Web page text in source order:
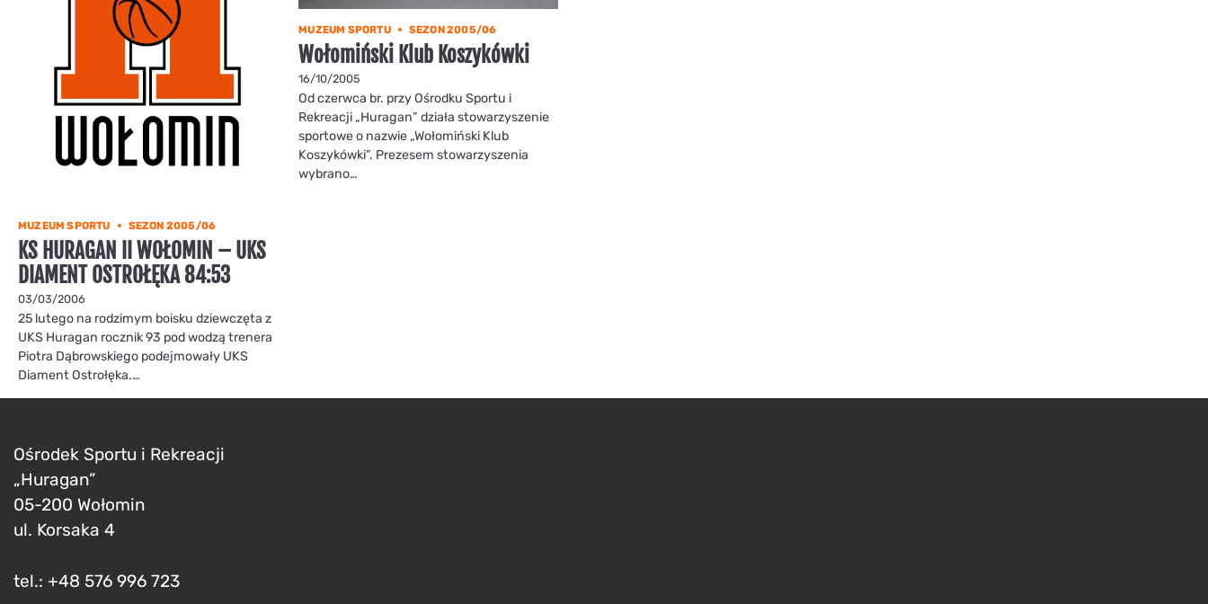
MUZEUM SPORTU SEZON 2005/06
KS HURAGAN II WOŁOMIN – UKS
DIAMENT OSTROŁĘKA 84:53
03/03/2006
25 lutego na rodzimym boisku dziewczęta z
UKS Huragan rocznik 93 pod wodzą trenera
Piotra Dąbrowskiego podejmowały UKS
Diament Ostrołęka.…
MUZEUM SPORTU SEZON 2005/06
Wołomiński Klub Koszykówki
16/10/2005
Od czerwca br. przy Ośrodku Sportu i
Rekreacji „Huragan” działa stowarzyszenie
sportowe o nazwie „Wołomiński Klub
Koszykówki”. Prezesem stowarzyszenia
wybrano…
Ośrodek Sportu i Rekreacji
„Huragan”
05-200 Wołomin
ul. Korsaka 4
tel.: +48 576 996 723